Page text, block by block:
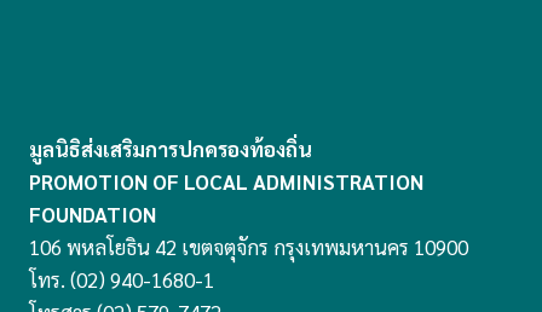
มูลนิธิส่งเสริมการปกครองท้องถิ่น
PROMOTION OF LOCAL ADMINISTRATION
FOUNDATION
106 พหลโยธิน 42 เขตจตุจักร กรุงเทพมหานคร 10900
โทร. (02) 940-1680-1